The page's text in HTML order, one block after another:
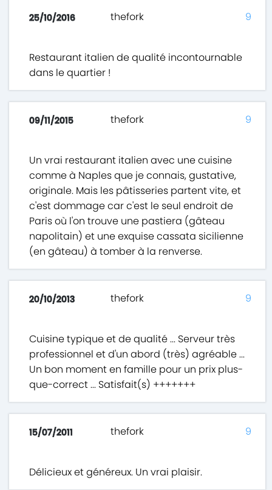
25/10/2016 thefork
Restaurant italien de qualité incontournable
dans le quartier !
9
09/11/2015 thefork
Un vrai restaurant italien avec une cuisine
comme à Naples que je connais, gustative,
originale. Mais les pâtisseries partent vite, et
c'est dommage car c'est le seul endroit de
Paris où l'on trouve une pastiera (gâteau
napolitain) et une exquise cassata sicilienne
(en gâteau) à tomber à la renverse.
9
20/10/2013 thefork
Cuisine typique et de qualité ... Serveur très
professionnel et d'un abord (très) agréable ...
Un bon moment en famille pour un prix plus-
que-correct ... Satisfait(s) +++++++
9
15/07/2011 thefork
Délicieux et généreux. Un vrai plaisir.
9